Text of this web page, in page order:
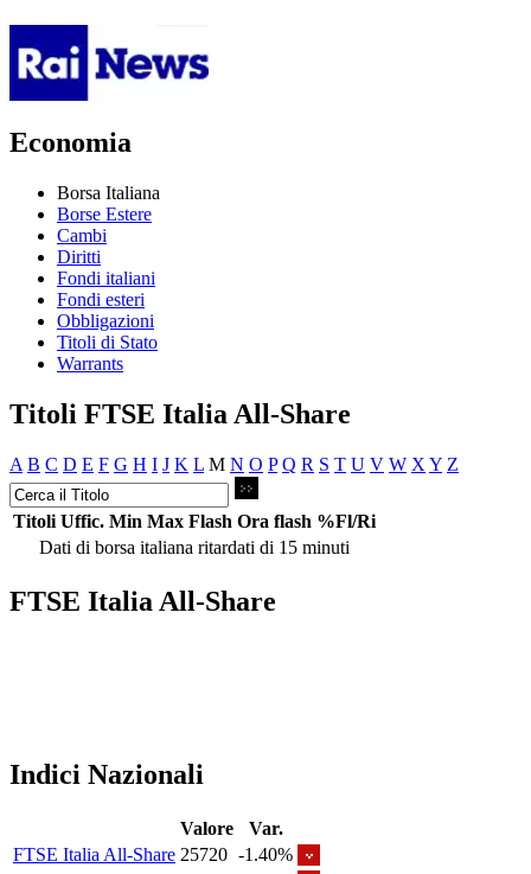
Economia
Borsa Italiana
Borse Estere
Cambi
Diritti
Fondi italiani
Fondi esteri
Obbligazioni
Titoli di Stato
Warrants
Titoli FTSE Italia All-Share
A B C D E F G H I J K L M N O P Q R S T U V W X Y Z
Titoli Uffic. Min Max Flash Ora flash %Fl/Ri
Dati di borsa italiana ritardati di 15 minuti
FTSE Italia All-Share
Indici Nazionali
Valore
Var.
FTSE Italia All-Share 25720 -1.40%